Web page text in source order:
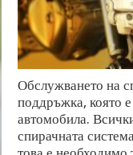
Обслужването на
поддръжка, която
автомобила.
спирачната